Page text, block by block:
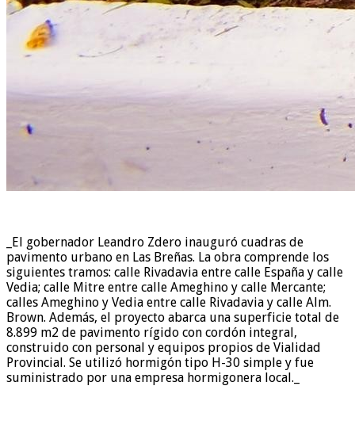
_El gobernador Leandro Zdero inauguró cuadras de
pavimento urbano en Las Breñas. La obra comprende los
siguientes tramos: calle Rivadavia entre calle España y calle
Vedia; calle Mitre entre calle Ameghino y calle Mercante;
calles Ameghino y Vedia entre calle Rivadavia y calle Alm.
Brown. Además, el proyecto abarca una superficie total de
8.899 m2 de pavimento rígido con cordón integral,
construido con personal y equipos propios de Vialidad
Provincial. Se utilizó hormigón tipo H-30 simple y fue
suministrado por una empresa hormigonera local._